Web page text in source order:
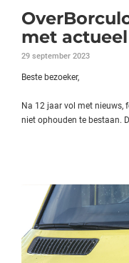
met
29 september 2023
Beste bezoeker,
Na 12 jaar vol met nieuws,
niet ophouden te bestaan.